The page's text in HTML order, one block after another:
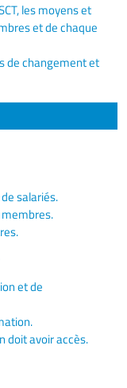
les moyens et
et de chaque
de changement et
salariés.
et de
doit avoir accès.